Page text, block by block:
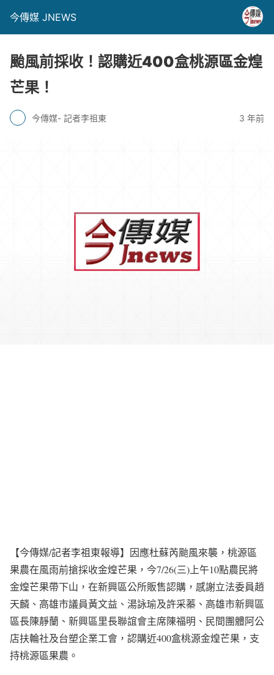
今傳媒 JNEWS
颱風前採收！認購近400盒桃源區金煌
芒果！
今傳媒- 記者李祖東 3 年前
【今傳媒/記者李祖東報導】因應杜蘇芮颱風來襲，桃源區
果農在風雨前搶採收金煌芒果，今7/26(三)上午10點農民將
金煌芒果帶下山，在新興區公所販售認購，感謝立法委員趙
天麟、高雄市議員黃文益、湯詠瑜及許采蓁、高雄市新興區
區長陳靜蘭、新興區里長聯誼會主席陳福明、民間團體阿公
店扶輪社及台塑企業工會，認購近400盒桃源金煌芒果，支
持桃源區果農。